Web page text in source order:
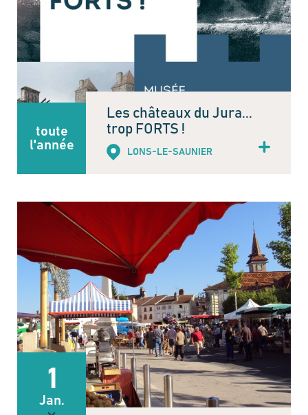
toute
l'année
Les châteaux du Jura...
trop FORTS !
LONS-LE-SAUNIER
1
Jan.